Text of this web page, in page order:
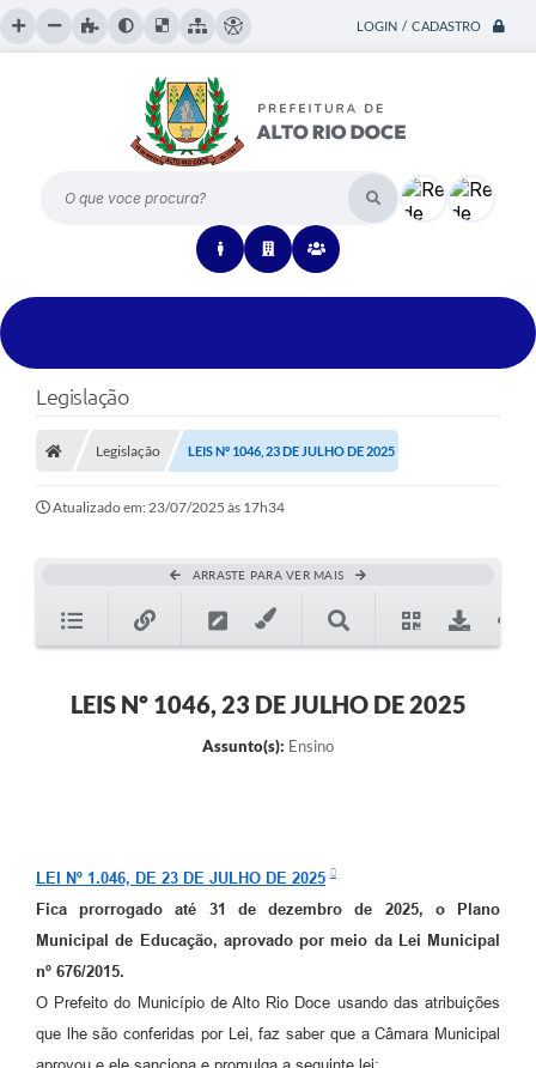
LOGIN / CADASTRO
O que voce procura?
Legislação
Legislação LEIS Nº 1046, 23 DE JULHO DE 2025
Atualizado em: 23/07/2025 às 17h34
ARRASTE PARA VER MAIS
LEIS Nº 1046, 23 DE JULHO DE 2025
Assunto(s): Ensino
LEI Nº 1.046, DE 23 DE JULHO DE 2025
Fica prorrogado até 31 de dezembro de 2025, o Plano
Municipal de Educação, aprovado por meio da Lei Municipal
nº 676/2015.
O Prefeito do Município de Alto Rio Doce usando das atribuições
que lhe são conferidas por Lei, faz saber que a Câmara Municipal